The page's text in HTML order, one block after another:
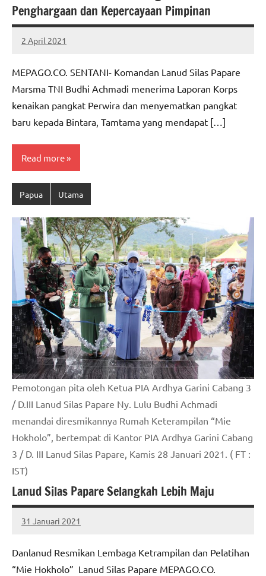
Penghargaan dan Kepercayaan Pimpinan
2 April 2021
MEPAGO
No
MEPAGO.CO. SENTANI- Komandan Lanud Silas Papare
Marsma TNI Budhi Achmadi menerima Laporan Korps
kenaikan pangkat Perwira dan menyematkan pangkat
baru kepada Bintara, Tamtama yang mendapat […]
Read more
Papua Utama
Pemotongan pita oleh Ketua PIA Ardhya Garini Cabang 3
/ D.III Lanud Silas Papare Ny. Lulu Budhi Achmadi
menandai diresmikannya Rumah Keterampilan “Mie
Hokholo”, bertempat di Kantor PIA Ardhya Garini Cabang
3 / D. III Lanud Silas Papare, Kamis 28 Januari 2021. ( FT :
IST)
Lanud Silas Papare Selangkah Lebih Maju
31 Januari 2021
MEPAGO
No
Danlanud Resmikan Lembaga Ketrampilan dan Pelatihan
“Mie Hokholo” Lanud Silas Papare MEPAGO.CO.